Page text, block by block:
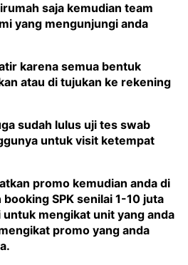
saja kemudian team
yang mengunjungi anda
karena semua bentuk
atau di tujukan ke rekening
sudah lulus uji tes swab
untuk visit ketempat
promo kemudian anda di
SPK senilai 1-10 juta
mengikat unit yang anda
promo yang anda